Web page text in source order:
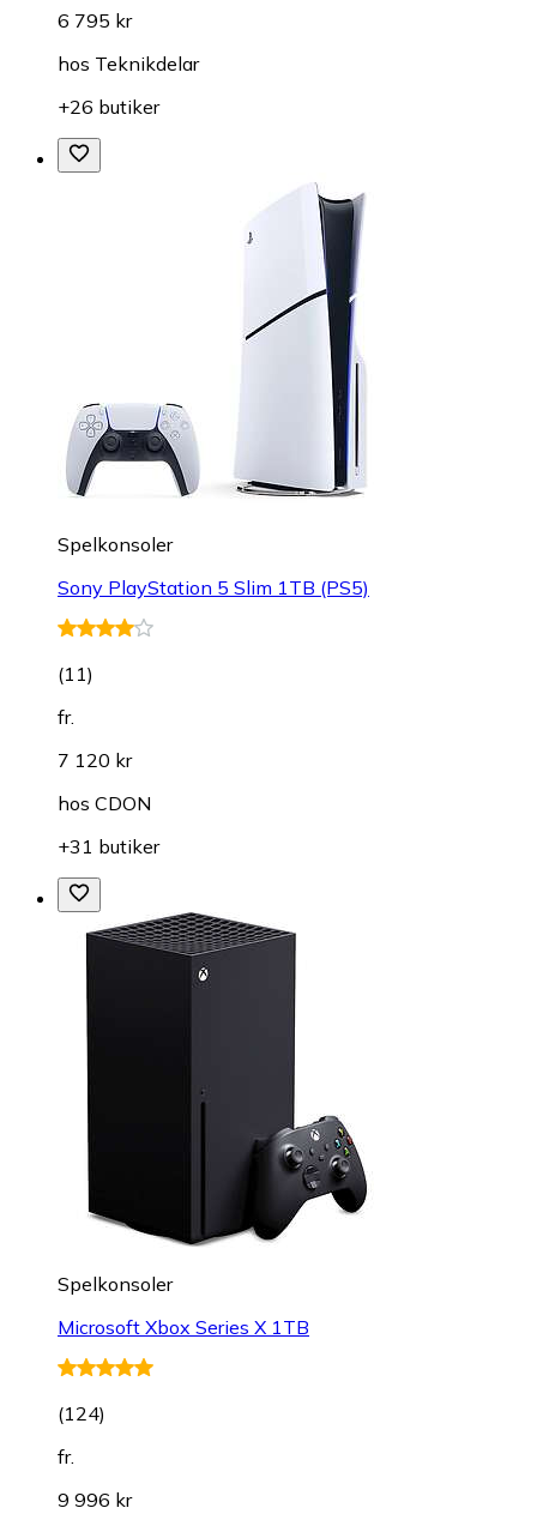
6 795 kr
hos Teknikdelar
+26 butiker
Spelkonsoler
Sony PlayStation 5 Slim 1TB (PS5)
(11)
fr.
7 120 kr
hos CDON
+31 butiker
Spelkonsoler
Microsoft Xbox Series X 1TB
(124)
fr.
9 996 kr